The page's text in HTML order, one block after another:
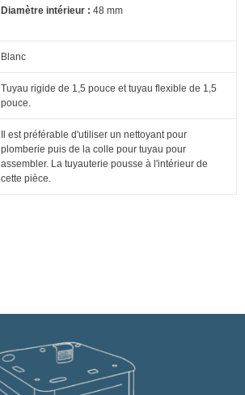
Diamètre intérieur : 48 mm
Blanc
Tuyau rigide de 1,5 pouce et tuyau flexible de 1,5
pouce.
Il est préférable d'utiliser un nettoyant pour
plomberie puis de la colle pour tuyau pour
assembler. La tuyauterie pousse à l'intérieur de
cette pièce.